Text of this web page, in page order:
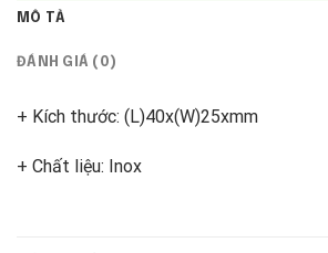
MÔ TẢ
ĐÁNH GIÁ (0)
+ Kích thước: (L)40x(W)25xmm
+ Chất liệu: Inox